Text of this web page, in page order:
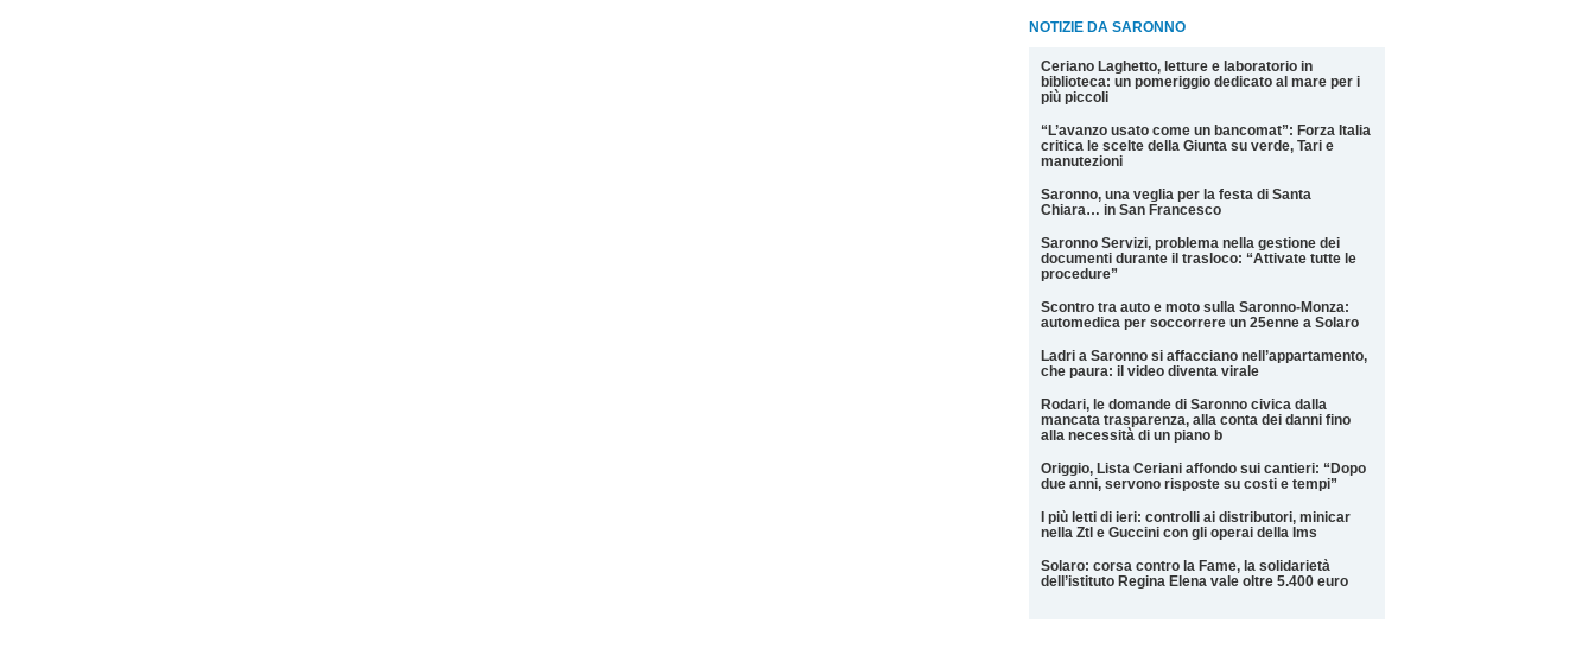
NOTIZIE DA SARONNO
Ceriano Laghetto, letture e laboratorio in
biblioteca: un pomeriggio dedicato al mare per i
più piccoli
“L’avanzo usato come un bancomat”: Forza Italia
critica le scelte della Giunta su verde, Tari e
manutezioni
Saronno, una veglia per la festa di Santa
Chiara… in San Francesco
Saronno Servizi, problema nella gestione dei
documenti durante il trasloco: “Attivate tutte le
procedure”
Scontro tra auto e moto sulla Saronno-Monza:
automedica per soccorrere un 25enne a Solaro
Ladri a Saronno si affacciano nell’appartamento,
che paura: il video diventa virale
Rodari, le domande di Saronno civica dalla
mancata trasparenza, alla conta dei danni fino
alla necessità di un piano b
Origgio, Lista Ceriani affondo sui cantieri: “Dopo
due anni, servono risposte su costi e tempi”
I più letti di ieri: controlli ai distributori, minicar
nella Ztl e Guccini con gli operai della Ims
Solaro: corsa contro la Fame, la solidarietà
dell’istituto Regina Elena vale oltre 5.400 euro